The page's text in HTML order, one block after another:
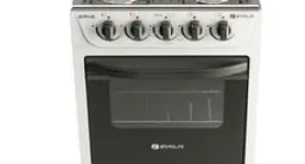
calor ou umidade.
não devendo ficar exposto
a imagem e o produto real,
objetos de decoração e